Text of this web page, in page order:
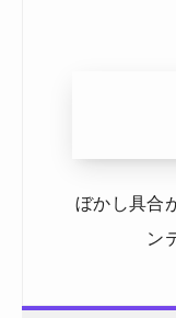
ぼかし具合
ン